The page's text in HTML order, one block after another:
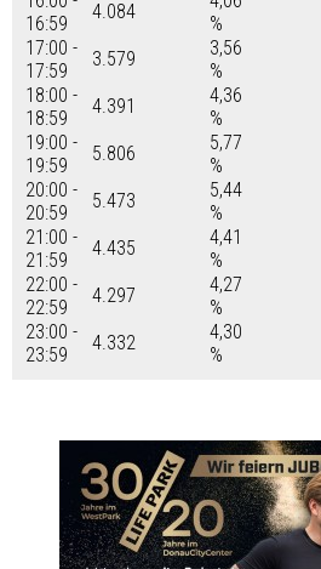
16:59
4.084
%
17:00 -
17:59
3.579
3,56
%
18:00 -
18:59
4.391
4,36
%
19:00 -
19:59
5.806
5,77
%
20:00 -
20:59
5.473
5,44
%
21:00 -
21:59
4.435
4,41
%
22:00 -
22:59
4.297
4,27
%
23:00 -
23:59
4.332
4,30
%